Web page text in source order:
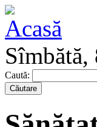
Caută: